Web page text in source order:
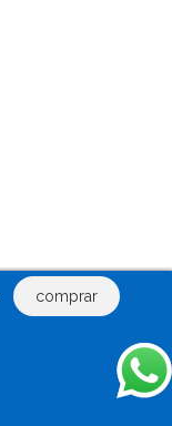
comprar